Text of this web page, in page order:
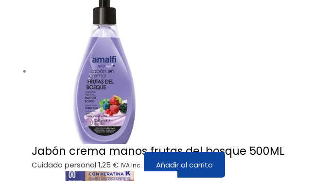
Jabón crema manos frutas del bosque 500ML
Cuidado personal 1,25 € IVA inc. Añadir al carrito